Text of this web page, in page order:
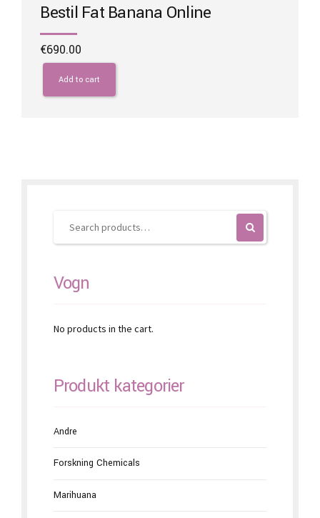
Bestil Fat Banana Online
€690.00
Add to cart
Vogn
No products in the cart.
Produkt kategorier
Andre
Forskning Chemicals
Marihuana